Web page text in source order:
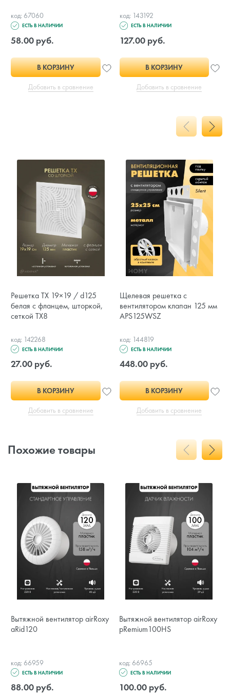
код: 67060
ЕСТЬ В НАЛИЧИИ
58.00 руб.
В КОРЗИНУ
Добавить в сравнение
код: 143192
ЕСТЬ В НАЛИЧИИ
127.00 руб.
В КОРЗИНУ
Добавить в сравнение
Решетка TX 19×19 / d125
белая с фланцем, шторкой,
сеткой TX8
код: 142268
ЕСТЬ В НАЛИЧИИ
27.00 руб.
В КОРЗИНУ
Добавить в сравнение
Щелевая решетка с
вентилятором клапан 125 мм
APS125WSZ
код: 144819
ЕСТЬ В НАЛИЧИИ
448.00 руб.
В КОРЗИНУ
Добавить в сравнение
Похожие товары
Вытяжной вентилятор airRoxy
aRid120
код: 66959
ЕСТЬ В НАЛИЧИИ
88.00 руб.
Вытяжной вентилятор airRoxy
pRemium100HS
код: 66965
ЕСТЬ В НАЛИЧИИ
100.00 руб.